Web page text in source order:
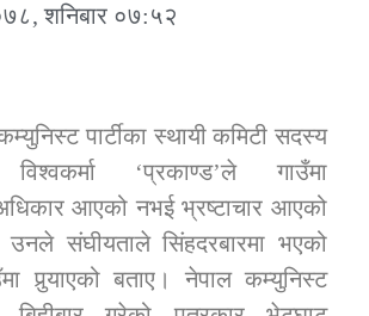
डिभिजन कार्यालय जुम्लाको सुचना सन्देश
कर्णाली प्रविधि शिक्षालय जुम्लाको सुचना
शनिबार ०७:५२
पार्टीका स्थायी कमिटी सदस्य
‘प्रकाण्ड’ले गाउँमा
आएको नभई भ्रष्टाचार आएको
संघीयताले सिंहदरबारमा भएको
पुर्‍याएको बताए। नेपाल कम्युनिस्ट